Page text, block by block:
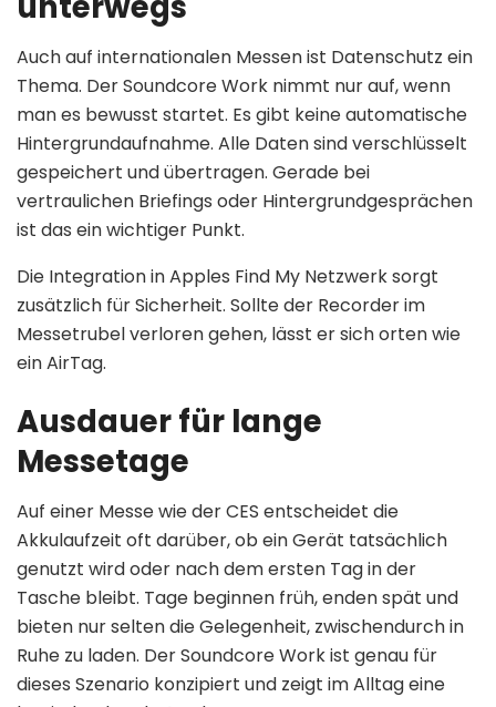
Auch auf internationalen Messen ist Datenschutz ein
Thema. Der Soundcore Work nimmt nur auf, wenn
man es bewusst startet. Es gibt keine automatische
Hintergrundaufnahme. Alle Daten sind verschlüsselt
gespeichert und übertragen. Gerade bei
vertraulichen Briefings oder Hintergrundgesprächen
ist das ein wichtiger Punkt.
Die Integration in Apples Find My Netzwerk sorgt
zusätzlich für Sicherheit. Sollte der Recorder im
Messetrubel verloren gehen, lässt er sich orten wie
ein AirTag.
Ausdauer für lange
Messetage
Auf einer Messe wie der CES entscheidet die
Akkulaufzeit oft darüber, ob ein Gerät tatsächlich
genutzt wird oder nach dem ersten Tag in der
Tasche bleibt. Tage beginnen früh, enden spät und
bieten nur selten die Gelegenheit, zwischendurch in
Ruhe zu laden. Der Soundcore Work ist genau für
dieses Szenario konzipiert und zeigt im Alltag eine